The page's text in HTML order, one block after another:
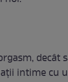
decât
intime cu